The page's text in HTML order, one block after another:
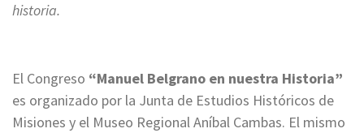
historia.
El Congreso “Manuel Belgrano en nuestra Historia”
es organizado por la Junta de Estudios Históricos de
Misiones y el Museo Regional Aníbal Cambas. El mismo